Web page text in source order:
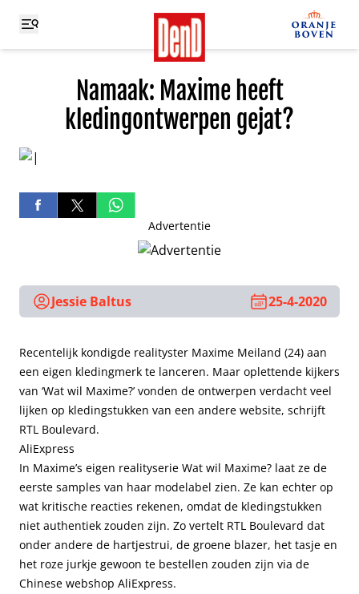
Namaak: Maxime heeft
kledingontwerpen gejat?
Advertentie
Jessie Baltus 25-4-2020
Recentelijk kondigde realityster Maxime Meiland (24) aan
een eigen kledingmerk te lanceren. Maar oplettende kijkers
van ‘Wat wil Maxime?’ vonden de ontwerpen verdacht veel
lijken op kledingstukken van een andere website, schrijft
RTL Boulevard.
AliExpress
In Maxime’s eigen realityserie Wat wil Maxime? laat ze de
eerste samples van haar modelabel zien. Ze kan echter op
wat kritische reacties rekenen, omdat de kledingstukken
niet authentiek zouden zijn. Zo vertelt RTL Boulevard dat
onder andere de hartjestrui, de groene blazer, het tasje en
het roze jurkje gewoon te bestellen zouden zijn via de
Chinese webshop AliExpress.